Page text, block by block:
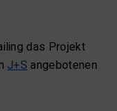
das Projekt
J+S angebotenen